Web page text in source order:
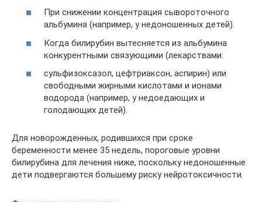
При снижении концентрация сывороточного
альбумина (например, у недоношенных детей).
Когда билирубин вытесняется из альбумина
конкурентными связующими (лекарствами:
сульфизоксазол, цефтриаксон, аспирин) или
свободными жирными кислотами и ионами
водорода (например, у недоедающих и
голодающих детей).
Для новорожденных, родившихся при сроке
беременности менее 35 недель, пороговые уровни
билирубина для лечения ниже, поскольку недоношенные
дети подвергаются большему риску нейротоксичности.